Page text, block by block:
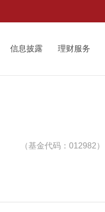
信息披露 理财服务
（基金代码：012982）